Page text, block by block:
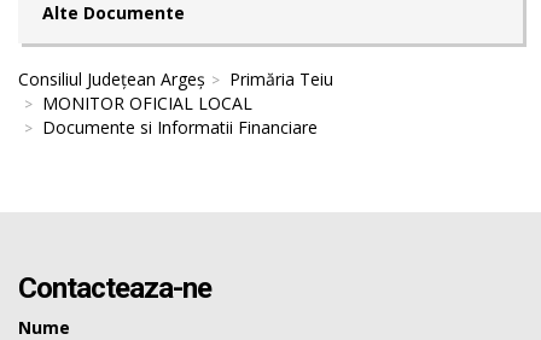
Alte Documente
Consiliul Județean Argeș
Primăria Teiu
MONITOR OFICIAL LOCAL
Documente si Informatii Financiare
Contacteaza-ne
Nume